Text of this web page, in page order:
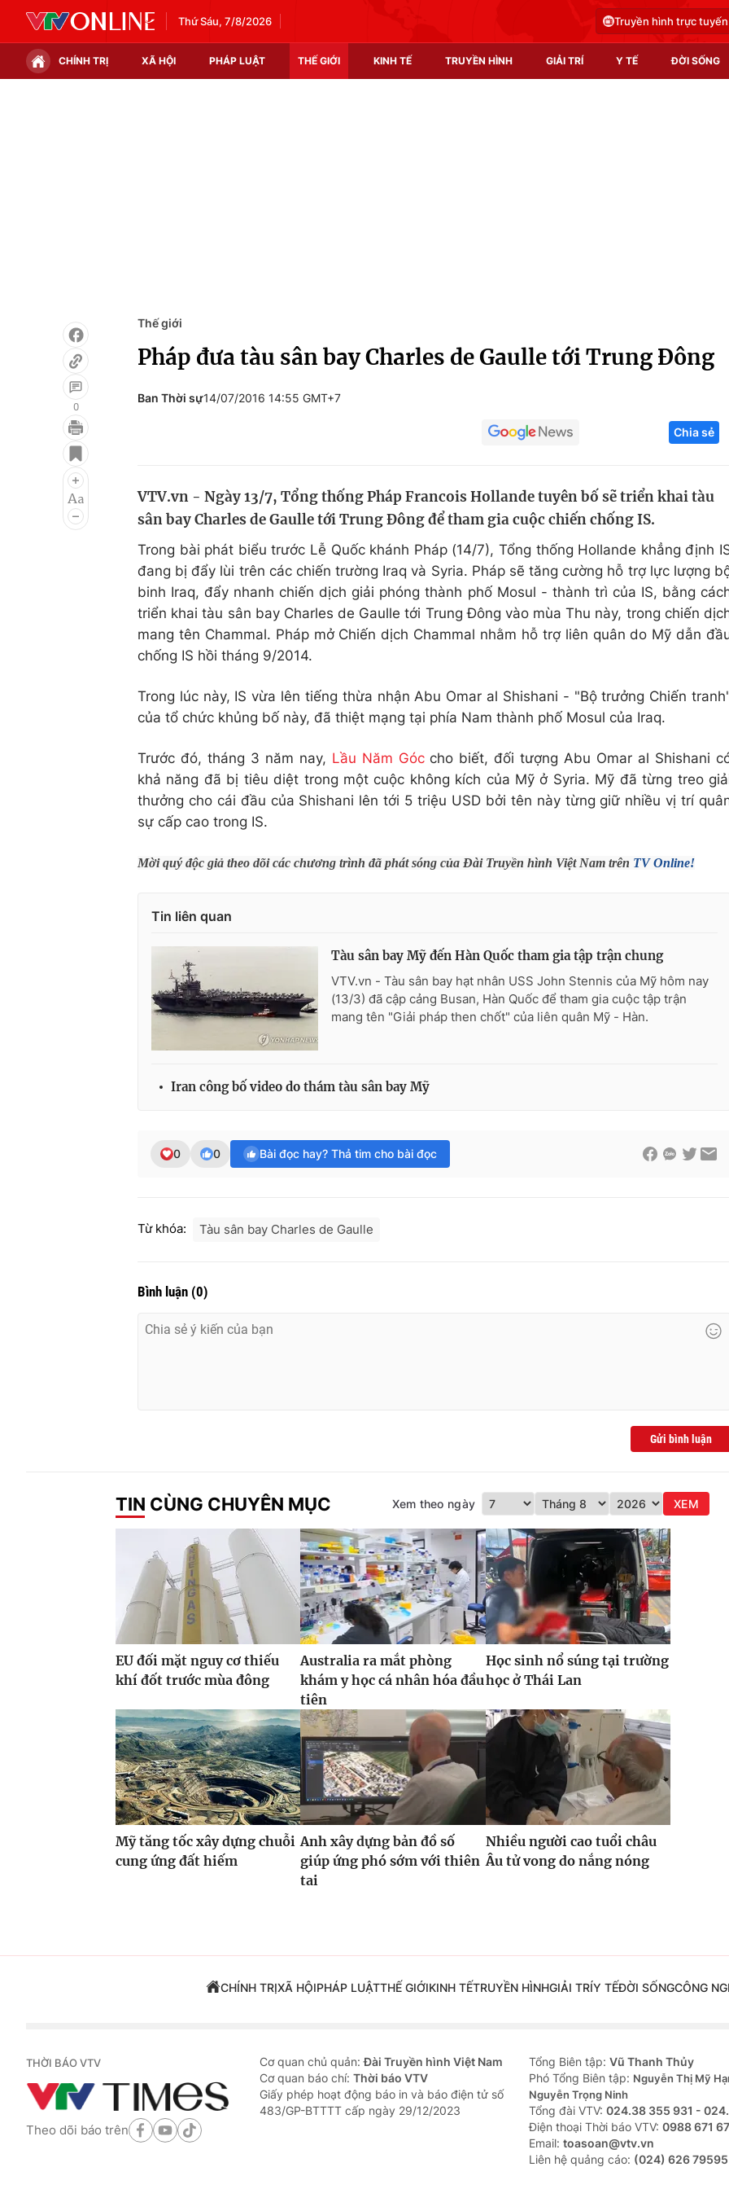
Thứ Sáu, 7/8/2026 Truyền hình trực tuyến
CHÍNH TRỊ XÃ HỘI PHÁP LUẬT THẾ GIỚI KINH TẾ TRUYỀN HÌNH GIẢI TRÍ Y TẾ ĐỜI SỐNG
Infographic
Điện ảnh
Âm nhạc
Làm đẹp
Học trực tuyến
Công nghệ
Sản phẩm
Tư vấn
0
Thế giới
Pháp đưa tàu sân bay Charles de Gaulle tới Trung Đông
Ban Thời sự14/07/2016 14:55 GMT+7
Chia sẻ
VTV.vn - Ngày 13/7, Tổng thống Pháp Francois Hollande tuyên bố sẽ triển khai tàu
sân bay Charles de Gaulle tới Trung Đông để tham gia cuộc chiến chống IS.
Trong bài phát biểu trước Lễ Quốc khánh Pháp (14/7), Tổng thống Hollande khẳng định
đang bị đẩy lùi trên các chiến trường Iraq và Syria. Pháp sẽ tăng cường hỗ trợ lực lượng
binh Iraq, đẩy nhanh chiến dịch giải phóng thành phố Mosul - thành trì của IS, bằng
triển khai tàu sân bay Charles de Gaulle tới Trung Đông vào mùa Thu này, trong chiến
mang tên Chammal. Pháp mở Chiến dịch Chammal nhằm hỗ trợ liên quân do Mỹ dẫn
chống IS hồi tháng 9/2014.
Trong lúc này, IS vừa lên tiếng thừa nhận Abu Omar al Shishani - "Bộ trưởng Chiến
của tổ chức khủng bố này, đã thiệt mạng tại phía Nam thành phố Mosul của Iraq.
Trước đó, tháng 3 năm nay, Lầu Năm Góccho biết, đối tượng Abu Omar al Shishani
khả năng đã bị tiêu diệt trong một cuộc không kích của Mỹ ở Syria. Mỹ đã từng treo
thưởng cho cái đầu của Shishani lên tới 5 triệu USD bởi tên này từng giữ nhiều vị trí
sự cấp cao trong IS.
Mời quý độc giả theo dõi các chương trình đã phát sóng của Đài Truyền hình Việt Nam trên TV Online!
Tin liên quan
Tàu sân bay Mỹ đến Hàn Quốc tham gia tập trận chung
VTV.vn - Tàu sân bay hạt nhân USS John Stennis của Mỹ hôm nay
(13/3) đã cập cảng Busan, Hàn Quốc để tham gia cuộc tập trận
mang tên "Giải pháp then chốt" của liên quân Mỹ - Hàn.
Iran công bố video do thám tàu sân bay Mỹ
0 0 Bài đọc hay? Thả tim cho bài đọc
Từ khóa: Tàu sân bay Charles de Gaulle
Bình luận (0)
Gửi bình luận
TIN CÙNG CHUYÊN MỤC Xem theo ngày XEM
EU đối mặt nguy cơ thiếu
khí đốt trước mùa đông
Australia ra mắt phòng
khám y học cá nhân hóa đầu
tiên
Học sinh nổ súng tại trường
học ở Thái Lan
Mỹ tăng tốc xây dựng chuỗi
cung ứng đất hiếm
Anh xây dựng bản đồ số
giúp ứng phó sớm với thiên
tai
Nhiều người cao tuổi châu
Âu tử vong do nắng nóng
CHÍNH TRỊXÃ HỘIPHÁP LUẬTTHẾ GIỚIKINH TẾTRUYỀN HÌNHGIẢI TRÍY TẾĐỜI SỐNGCÔNG
THỜI BÁO VTV
Theo dõi báo trên
Cơ quan chủ quản:Đài Truyền hình Việt Nam
Cơ quan báo chí: Thời báo VTV
Giấy phép hoạt động báo in và báo điện tử số
483/GP-BTTTT cấp ngày 29/12/2023
Tổng Biên tập: Vũ Thanh Thủy
Phó Tổng Biên tập: Nguyễn Thị Mỹ
Nguyễn Trọng Ninh
Tổng đài VTV: 024.38 355 931 -
Ðiện thoại Thời báo VTV: 0988 671
Email: toasoan@vtv.vn
Liên hệ quảng cáo: (024) 626 79595